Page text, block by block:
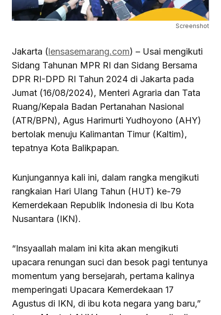
Screenshot
Jakarta (lensasemarang.com) – Usai mengikuti
Sidang Tahunan MPR RI dan Sidang Bersama
DPR RI-DPD RI Tahun 2024 di Jakarta pada
Jumat (16/08/2024), Menteri Agraria dan Tata
Ruang/Kepala Badan Pertanahan Nasional
(ATR/BPN), Agus Harimurti Yudhoyono (AHY)
bertolak menuju Kalimantan Timur (Kaltim),
tepatnya Kota Balikpapan.
Kunjungannya kali ini, dalam rangka mengikuti
rangkaian Hari Ulang Tahun (HUT) ke-79
Kemerdekaan Republik Indonesia di Ibu Kota
Nusantara (IKN).
“Insyaallah malam ini kita akan mengikuti
upacara renungan suci dan besok pagi tentunya
momentum yang bersejarah, pertama kalinya
memperingati Upacara Kemerdekaan 17
Agustus di IKN, di ibu kota negara yang baru,”